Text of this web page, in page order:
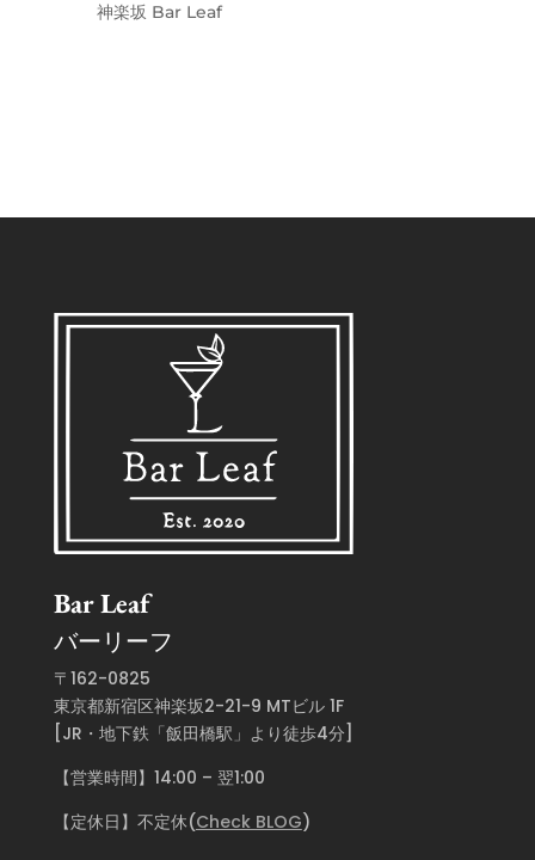
神楽坂 Bar Leaf
Bar Leaf
バーリーフ
〒162-0825
東京都新宿区神楽坂2-21-9 MTビル 1F
[JR・地下鉄「飯田橋駅」より徒歩4分]
【営業時間】14:00 – 翌1:00
【定休日】不定休(Check BLOG)